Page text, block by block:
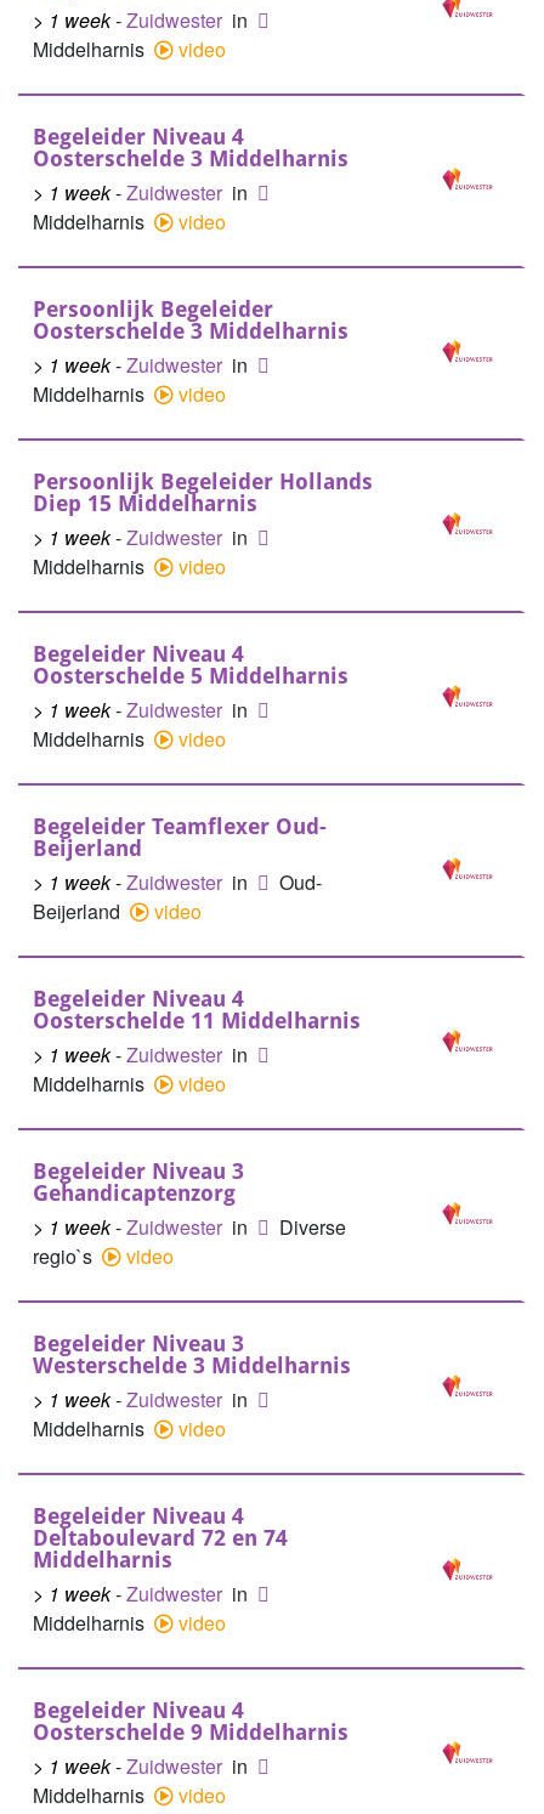
> 1 week-Zuidwester in
Middelharnis
video
Begeleider Niveau 4
Oosterschelde 3 Middelharnis
> 1 week-Zuidwester in
Middelharnis
video
Persoonlijk Begeleider
Oosterschelde 3 Middelharnis
> 1 week-Zuidwester in
Middelharnis
video
Persoonlijk Begeleider Hollands
Diep 15 Middelharnis
> 1 week-Zuidwester in
Middelharnis
video
Begeleider Niveau 4
Oosterschelde 5 Middelharnis
> 1 week-Zuidwester in
Middelharnis
video
Begeleider Teamflexer Oud-
Beijerland
> 1 week-Zuidwester in
Oud-
Beijerland
video
Begeleider Niveau 4
Oosterschelde 11 Middelharnis
> 1 week-Zuidwester in
Middelharnis
video
Begeleider Niveau 3
Gehandicaptenzorg
> 1 week-Zuidwester in
Diverse
regio`s
video
Begeleider Niveau 3
Westerschelde 3 Middelharnis
> 1 week-Zuidwester in
Middelharnis
video
Begeleider Niveau 4
Deltaboulevard 72 en 74
Middelharnis
> 1 week-Zuidwester in
Middelharnis
video
Begeleider Niveau 4
Oosterschelde 9 Middelharnis
> 1 week-Zuidwester in
Middelharnis
video